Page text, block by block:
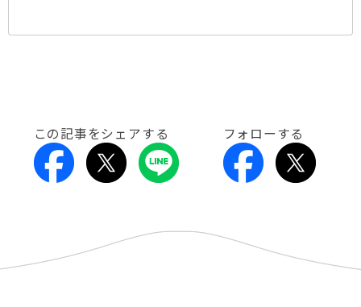
この記事をシェアする フォローする